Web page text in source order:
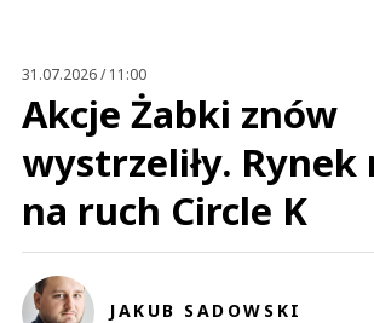
31.07.2026 / 11:00
Akcje Żabki znów
wystrzeliły. Rynek
na ruch Circle K
JAKUB SADOWSKI